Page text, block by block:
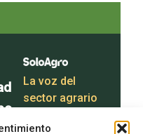
La voz del
sector agrario